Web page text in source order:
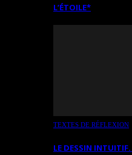
L’ÉTOILE*
TEXTES DE RÉFLEXION
LE DESSIN